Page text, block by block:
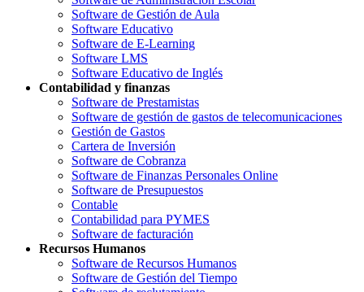
Software de Gestión de Aula
Software Educativo
Software de E-Learning
Software LMS
Software Educativo de Inglés
Contabilidad y finanzas
Software de Prestamistas
Software de gestión de gastos de telecomunicaciones
Gestión de Gastos
Cartera de Inversión
Software de Cobranza
Software de Finanzas Personales Online
Software de Presupuestos
Contable
Contabilidad para PYMES
Software de facturación
Recursos Humanos
Software de Recursos Humanos
Software de Gestión del Tiempo